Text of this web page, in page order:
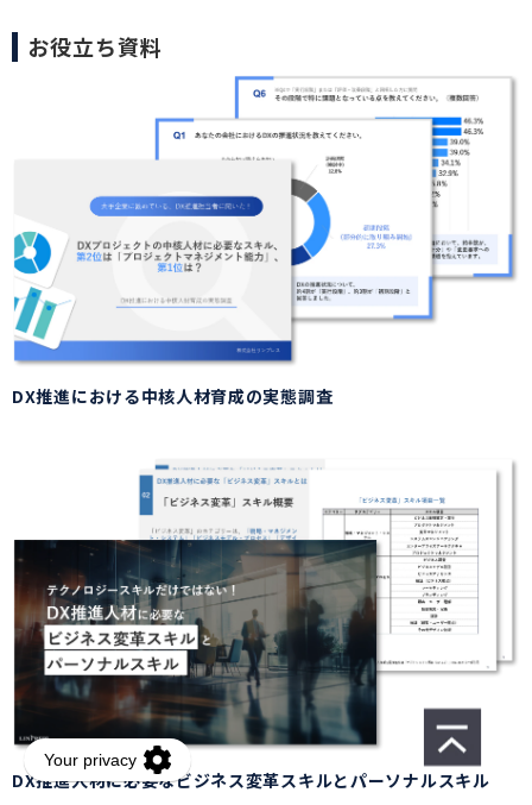
お役立ち資料
DX推進における中核人材育成の実態調査
DX推進人材に必要なビジネス変革スキルとパーソナルスキル